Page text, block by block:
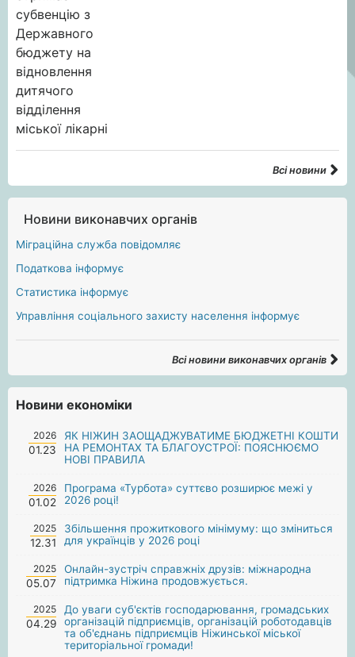
Всі новини
Новини виконавчих органів
Міграційна служба повідомляє
Податкова інформує
Статистика інформує
Управління соціального захисту населення інформує
Всі новини виконавчих органів
Новини економіки
2026
01.23
ЯК НІЖИН ЗАОЩАДЖУВАТИМЕ БЮДЖЕТНІ КОШТИ
НА РЕМОНТАХ ТА БЛАГОУСТРОЇ: ПОЯСНЮЄМО
НОВІ ПРАВИЛА
2026
01.02
Програма «Турбота» суттєво розширює межі у
2026 році!
2025
12.31
Збільшення прожиткового мінімуму: що зміниться
для українців у 2026 році
2025
05.07
Онлайн-зустріч справжніх друзів: міжнародна
підтримка Ніжина продовжується.
2025
04.29
До уваги суб'єктів господарювання, громадських
організацій підприємців, організацій роботодавців
та об'єднань підприємців Ніжинської міської
територіальної громади!